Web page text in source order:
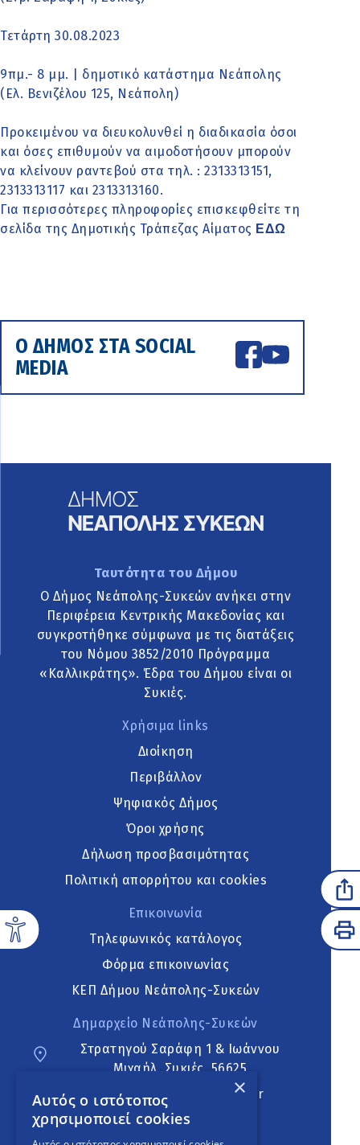
Τετάρτη 30.08.2023
9πμ.- 8 μμ. | δημοτικό κατάστημα Νεάπολης
(Ελ. Βενιζέλου 125, Νεάπολη)
Προκειμένου να διευκολυνθεί η διαδικασία όσοι
και όσες επιθυμούν να αιμοδοτήσουν μπορούν
να κλείνουν ραντεβού στα τηλ. : 2313313151,
2313313117 και 2313313160.
Για περισσότερες πληροφορίες επισκεφθείτε τη
σελίδα της Δημοτικής Τράπεζας Αίματος ΕΔΩ
Ο ΔΗΜΟΣ ΣΤΑ SOCIAL
MEDIA
Ταυτότητα του Δήμου
Ο Δήμος Νεάπολης-Συκεών ανήκει στην
Περιφέρεια Κεντρικής Μακεδονίας και
συγκροτήθηκε σύμφωνα με τις διατάξεις
του Νόμου 3852/2010 Πρόγραμμα
«Καλλικράτης». Έδρα του Δήμου είναι οι
Συκιές.
Χρήσιμα links
Διοίκηση
Περιβάλλον
Ψηφιακός Δήμος
Όροι χρήσης
Δήλωση προσβασιμότητας
Πολιτική απορρήτου και cookies
Επικοινωνία
Τηλεφωνικός κατάλογος
Φόρμα επικοινωνίας
ΚΕΠ Δήμου Νεάπολης-Συκεών
Δημαρχείο Νεάπολης-Συκεών
Στρατηγού Σαράφη 1 & Ιωάννου
Μιχαήλ, Συκιές, 56625
neapoli.sykies@ddt.gov.gr
Ακολουθήστε
×
Αυτός ο ιστότοπος
χρησιμοποιεί cookies